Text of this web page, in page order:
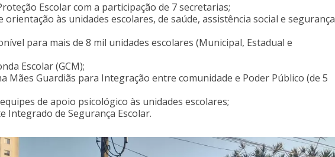
Escolar com a participação de 7 secretarias;
às unidades escolares, de saúde, assistência social e segurança
para mais de 8 mil unidades escolares (Municipal, Estadual e
Escolar (GCM);
Mães Guardiãs para Integração entre comunidade e Poder Público (de 5
de apoio psicológico às unidades escolares;
Integrado de Segurança Escolar.